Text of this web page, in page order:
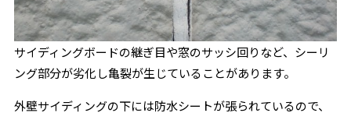
サイディングボードの継ぎ目や窓のサッシ回りなど、シーリ
ング部分が劣化し亀裂が生じていることがあります。
外壁サイディングの下には防水シートが張られているので、